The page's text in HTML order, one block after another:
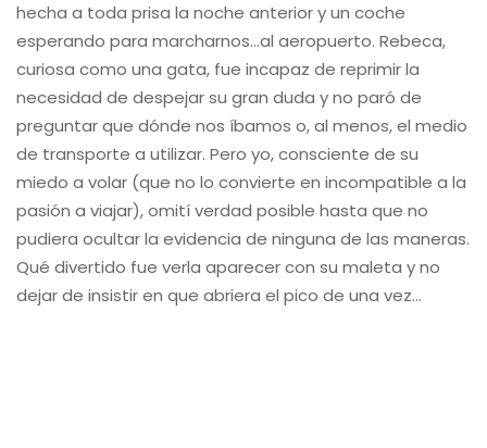
hecha a toda prisa la noche anterior y un coche
esperando para marcharnos…al aeropuerto. Rebeca,
curiosa como una gata, fue incapaz de reprimir la
necesidad de despejar su gran duda y no paró de
preguntar que dónde nos íbamos o, al menos, el medio
de transporte a utilizar. Pero yo, consciente de su
miedo a volar (que no lo convierte en incompatible a la
pasión a viajar), omití verdad posible hasta que no
pudiera ocultar la evidencia de ninguna de las maneras.
Qué divertido fue verla aparecer con su maleta y no
dejar de insistir en que abriera el pico de una vez…